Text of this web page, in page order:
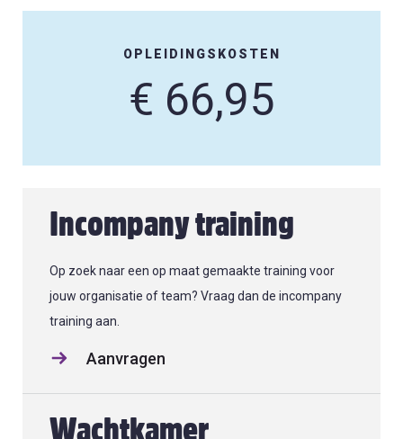
OPLEIDINGSKOSTEN
€ 66,95
Incompany training
Op zoek naar een op maat gemaakte training voor
jouw organisatie of team? Vraag dan de incompany
training aan.
Aanvragen
Wachtkamer